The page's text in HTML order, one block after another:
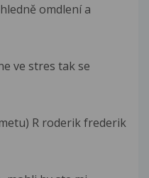
omdlení a
ve stres tak se
R roderik frederik